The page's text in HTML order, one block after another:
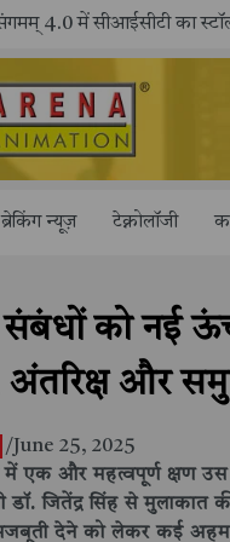
काशी तमिल संगमम् 4.0 में सीआईसीटी का स्टॉल बना तमिल भाषा और संस्कृति का केंद्र, ‘तमिल करकलाम’ से सीखना हुआ सरल
ब्रेकिंग न्यूज़ टेक्नोलॉजी
को नई
और
/June 25, 2025
में एक और महत्वपूर्ण क्षण
जितेंद्र सिंह से मुलाकात
मजबूती देने को लेकर कई अहम